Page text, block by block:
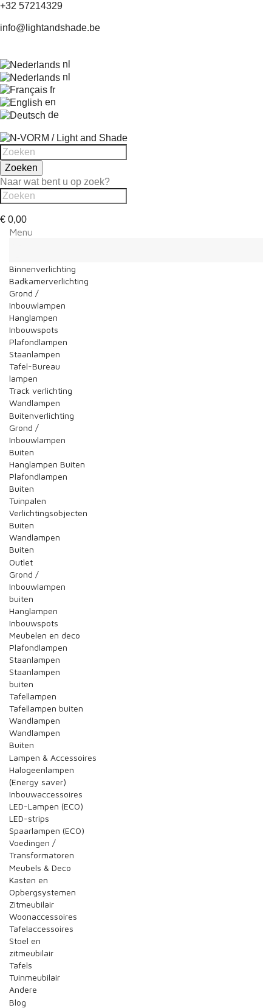
+32 57214329
info@lightandshade.be
nl
nl
fr
en
de
Zoeken
Naar wat bent u op zoek?
€ 0,00
Menu
Binnenverlichting
Badkamerverlichting
Grond /
Inbouwlampen
Hanglampen
Inbouwspots
Plafondlampen
Staanlampen
Tafel-Bureau
lampen
Track verlichting
Wandlampen
Buitenverlichting
Grond /
Inbouwlampen
Buiten
Hanglampen Buiten
Plafondlampen
Buiten
Tuinpalen
Verlichtingsobjecten
Buiten
Wandlampen
Buiten
Outlet
Grond /
Inbouwlampen
buiten
Hanglampen
Inbouwspots
Meubelen en deco
Plafondlampen
Staanlampen
Staanlampen
buiten
Tafellampen
Tafellampen buiten
Wandlampen
Wandlampen
Buiten
Lampen & Accessoires
Halogeenlampen
(Energy saver)
Inbouwaccessoires
LED-Lampen (ECO)
LED-strips
Spaarlampen (ECO)
Voedingen /
Transformatoren
Meubels & Deco
Kasten en
Opbergsystemen
Zitmeubilair
Woonaccessoires
Tafelaccessoires
Stoel en
zitmeubilair
Tafels
Tuinmeubilair
Andere
Blog